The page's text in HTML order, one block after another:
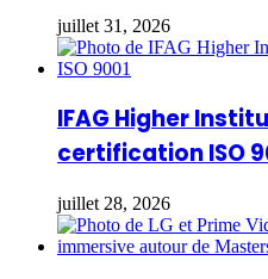
juillet 31, 2026
IFAG Higher
certification ISO
juillet 28, 2026